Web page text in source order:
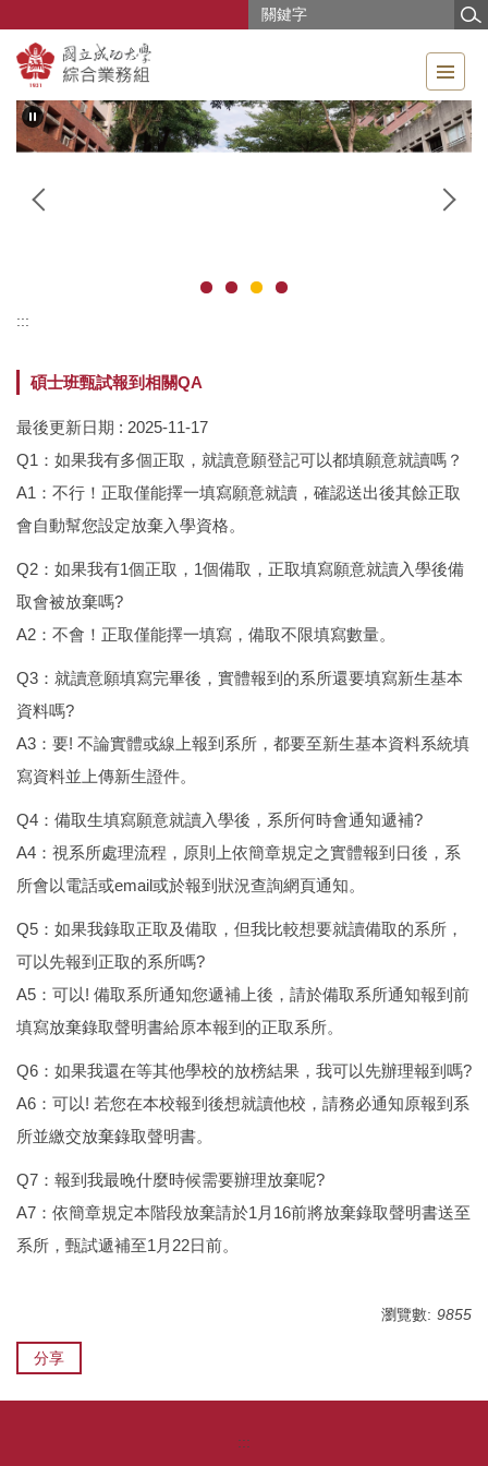
主
要
內
容
區
:::
碩士班甄試報到相關QA
最後更新日期 : 2025-11-17
Q1：如果我有多個正取，就讀意願登記可以都填願意就讀嗎？
A1：不行！正取僅能擇一填寫願意就讀，確認送出後其餘正取
會自動幫您設定放棄入學資格。
Q2：如果我有1個正取，1個備取，正取填寫願意就讀入學後備
取會被放棄嗎?
A2：不會！正取僅能擇一填寫，備取不限填寫數量。
Q3：就讀意願填寫完畢後，實體報到的系所還要填寫新生基本
資料嗎?
A3：要! 不論實體或線上報到系所，都要至新生基本資料系統填
寫資料並上傳新生證件。
Q4：備取生填寫願意就讀入學後，系所何時會通知遞補?
A4：視系所處理流程，原則上依簡章規定之實體報到日後，系
所會以電話或email或於報到狀況查詢網頁通知。
Q5：如果我錄取正取及備取，但我比較想要就讀備取的系所，
可以先報到正取的系所嗎?
A5：可以! 備取系所通知您遞補上後，請於備取系所通知報到前
填寫放棄錄取聲明書給原本報到的正取系所。
Q6：如果我還在等其他學校的放榜結果，我可以先辦理報到嗎?
A6：可以! 若您在本校報到後想就讀他校，請務必通知原報到系
所並繳交放棄錄取聲明書。
Q7：報到我最晚什麼時候需要辦理放棄呢?
A7：依簡章規定本階段放棄請於1月16前將放棄錄取聲明書送至
系所，甄試遞補至1月22日前。
瀏覽數: 9855
分享
:::